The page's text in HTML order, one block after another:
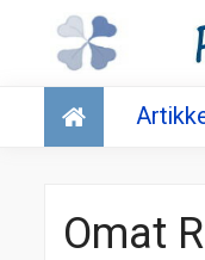
Talous
Omat